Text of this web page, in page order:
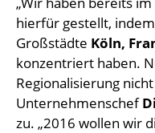
hierfür gestellt,
Großstädte Köln,
konzentriert haben.
Regionalisierung
Unternehmenschef
zu. „2016 wollen wir